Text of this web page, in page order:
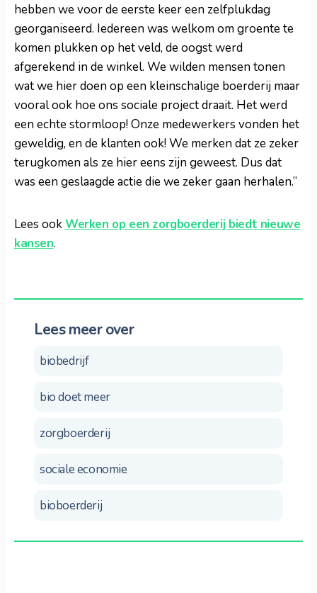
hebben we voor de eerste keer een zelfplukdag
georganiseerd. Iedereen was welkom om groente te
komen plukken op het veld, de oogst werd
afgerekend in de winkel. We wilden mensen tonen
wat we hier doen op een kleinschalige boerderij maar
vooral ook hoe ons sociale project draait. Het werd
een echte stormloop! Onze medewerkers vonden het
geweldig, en de klanten ook! We merken dat ze zeker
terugkomen als ze hier eens zijn geweest. Dus dat
was een geslaagde actie die we zeker gaan herhalen.”
Lees ookWerken op een zorgboerderij biedt nieuwe
kansen.
Lees meer over
biobedrijf
bio doet meer
zorgboerderij
sociale economie
bioboerderij